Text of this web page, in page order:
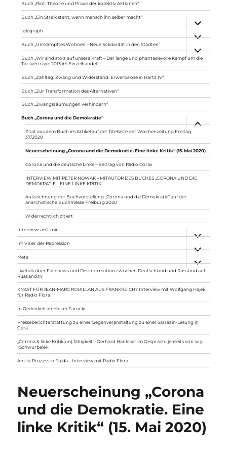
Buch „Riot. Theorie und Praxis der kollektiv Aktionen“
Buch „Ein Streik steht, wenn mensch ihn selber macht“
anzeigen
telegraph
anzeigen
Buch „Umkämpftes Wohnen – Neue Solidarität in den Städten“
anzeigen
Buch „Wir sind stolz auf unsere Kraft – Der lange und phantasievolle Kampf um die
Tarifverträge 2013 im Einzelhandel“
Buch „Zahltag. Zwang und Widerstand. Erwerbslose in Hartz IV“
Buch „Zur Transformation des Alternativen“
Buch „Zwangsräumungen verhindern“
Buch „Corona und die Demokratie“
anzeigen
Zitat aus dem Buch im Artikel auf der Titelseite der Wochenzeitung Freitag
37/2020
Neuerscheinung „Corona und die Demokratie. Eine linke Kritik“ (15. Mai 2020)
Corona und die deutsche Linke – Beitrag von Radio Corax
INTERVIEW MIT PETER NOWAK – MITAUTOR DES BUCHES „CORONA UND DIE
DEMOKRATIE – EINE LINKE KRITIK
Aufzeichnung der Buchvorstellung „Corona und die Demokratie“ auf der
anarchistische Buchmesse Freiburg 2020
Widerrechtlich zitiert
Interviews mit mir
anzeigen
Im Visier der Repression
anzeigen
Meta
anzeigen
Livetalk über Fakenews und Desinformation zwischen Deutschland und Russland auf
Russland.tv
KNAST FÜR JEAN-MARC ROUILLAN AUS FRANKREICH? Interview mit Wolfgang Hajek
für Radio Flora
In Gedenken an Harun Farocki
Presseberichterstattung zu einer Gegenveranstaltung zu einer Sarrazin-Lesung in
Gera
„Corona & linke Kritik(un) fähigkeit“- Gerhard Hanloser im Gespräch- jenseits von sog.
»Schwurbelei«
Antifa-Prozess in Fulda – Interview mit Radio Flora
Neuerscheinung „Corona
und die Demokratie. Eine
linke Kritik“ (15. Mai 2020)